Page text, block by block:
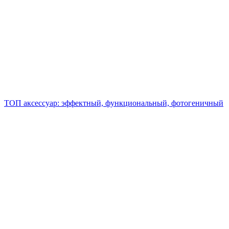
ТОП аксессуар: эффектный, функциональный, фотогеничный